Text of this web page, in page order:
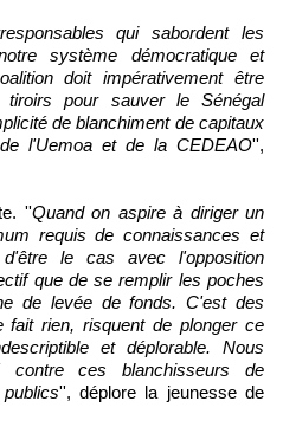
qui sabordent les
système démocratique et
doit impérativement être
pour sauver le Sénégal
de blanchiment de capitaux
l'Uemoa et de la CEDEAO'',
''Quand on aspire à diriger un
requis de connaissances et
le cas avec l'opposition
que de se remplir les poches
de levée de fonds. C'est des
rien, risquent de plonger ce
et déplorable. Nous
contre ces blanchisseurs de
'', déplore la jeunesse de